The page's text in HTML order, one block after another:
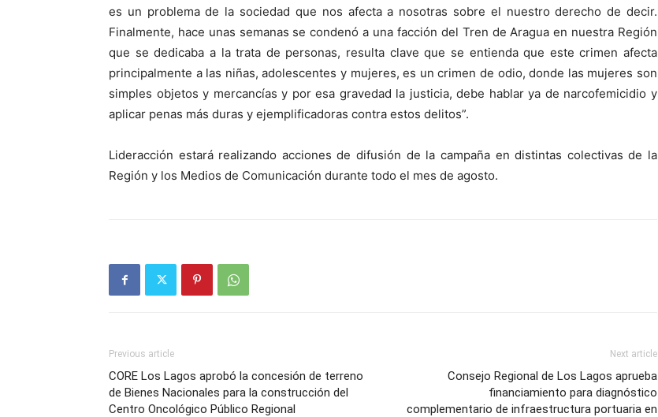
es un problema de la sociedad que nos afecta a nosotras sobre el nuestro derecho de decir.
Finalmente, hace unas semanas se condenó a una facción del Tren de Aragua en nuestra Región
que se dedicaba a la trata de personas, resulta clave que se entienda que este crimen afecta
principalmente a las niñas, adolescentes y mujeres, es un crimen de odio, donde las mujeres son
simples objetos y mercancías y por esa gravedad la justicia, debe hablar ya de narcofemicidio y
aplicar penas más duras y ejemplificadoras contra estos delitos”.
Lideracción estará realizando acciones de difusión de la campaña en distintas colectivas de la
Región y los Medios de Comunicación durante todo el mes de agosto.
Previous article
CORE Los Lagos aprobó la concesión de terreno
de Bienes Nacionales para la construcción del
Centro Oncológico Público Regional
Next article
Consejo Regional de Los Lagos aprueba
financiamiento para diagnóstico
complementario de infraestructura portuaria en